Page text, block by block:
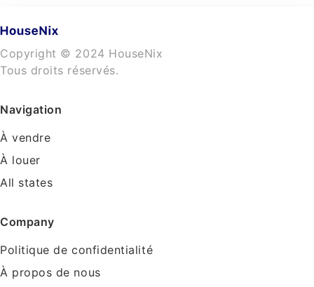
Copyright © 2024 HouseNix
Tous droits réservés.
Navigation
À vendre
À louer
All states
Company
Politique de confidentialité
À propos de nous